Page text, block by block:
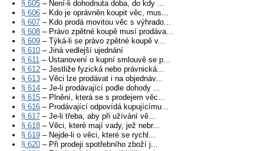
§ 605 – Není-li dohodnuta doba, do kdy ...
§ 606 – Kdo je oprávněn koupit věc, mus...
§ 607 – Kdo prodá movitou věc s výhrado...
§ 608 – Právo zpětné koupě musí prodáva...
§ 609 – Týká-li se právo zpětné koupě v...
§ 610 – Jiná vedlejší ujednání
§ 611 – Ustanovení o kupní smlouvě se p...
§ 612 – Jestliže fyzická nebo právnická...
§ 613 – Věci lze prodávat i na objednáv...
§ 614 – Je-li prodávající podle dohody ...
§ 615 – Plnění, která se s prodejem věc...
§ 616 – Prodávající odpovídá kupujícímu...
§ 617 – Je-li třeba, aby při užívání vě...
§ 618 – Věci, které mají vady, jež nebr...
§ 619 – Nejde-li o věci, které se rychl...
§ 620 – Při prodeji spotřebního zboží j...